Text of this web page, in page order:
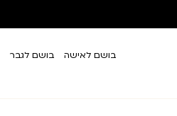
בושם לאישה בושם לגבר